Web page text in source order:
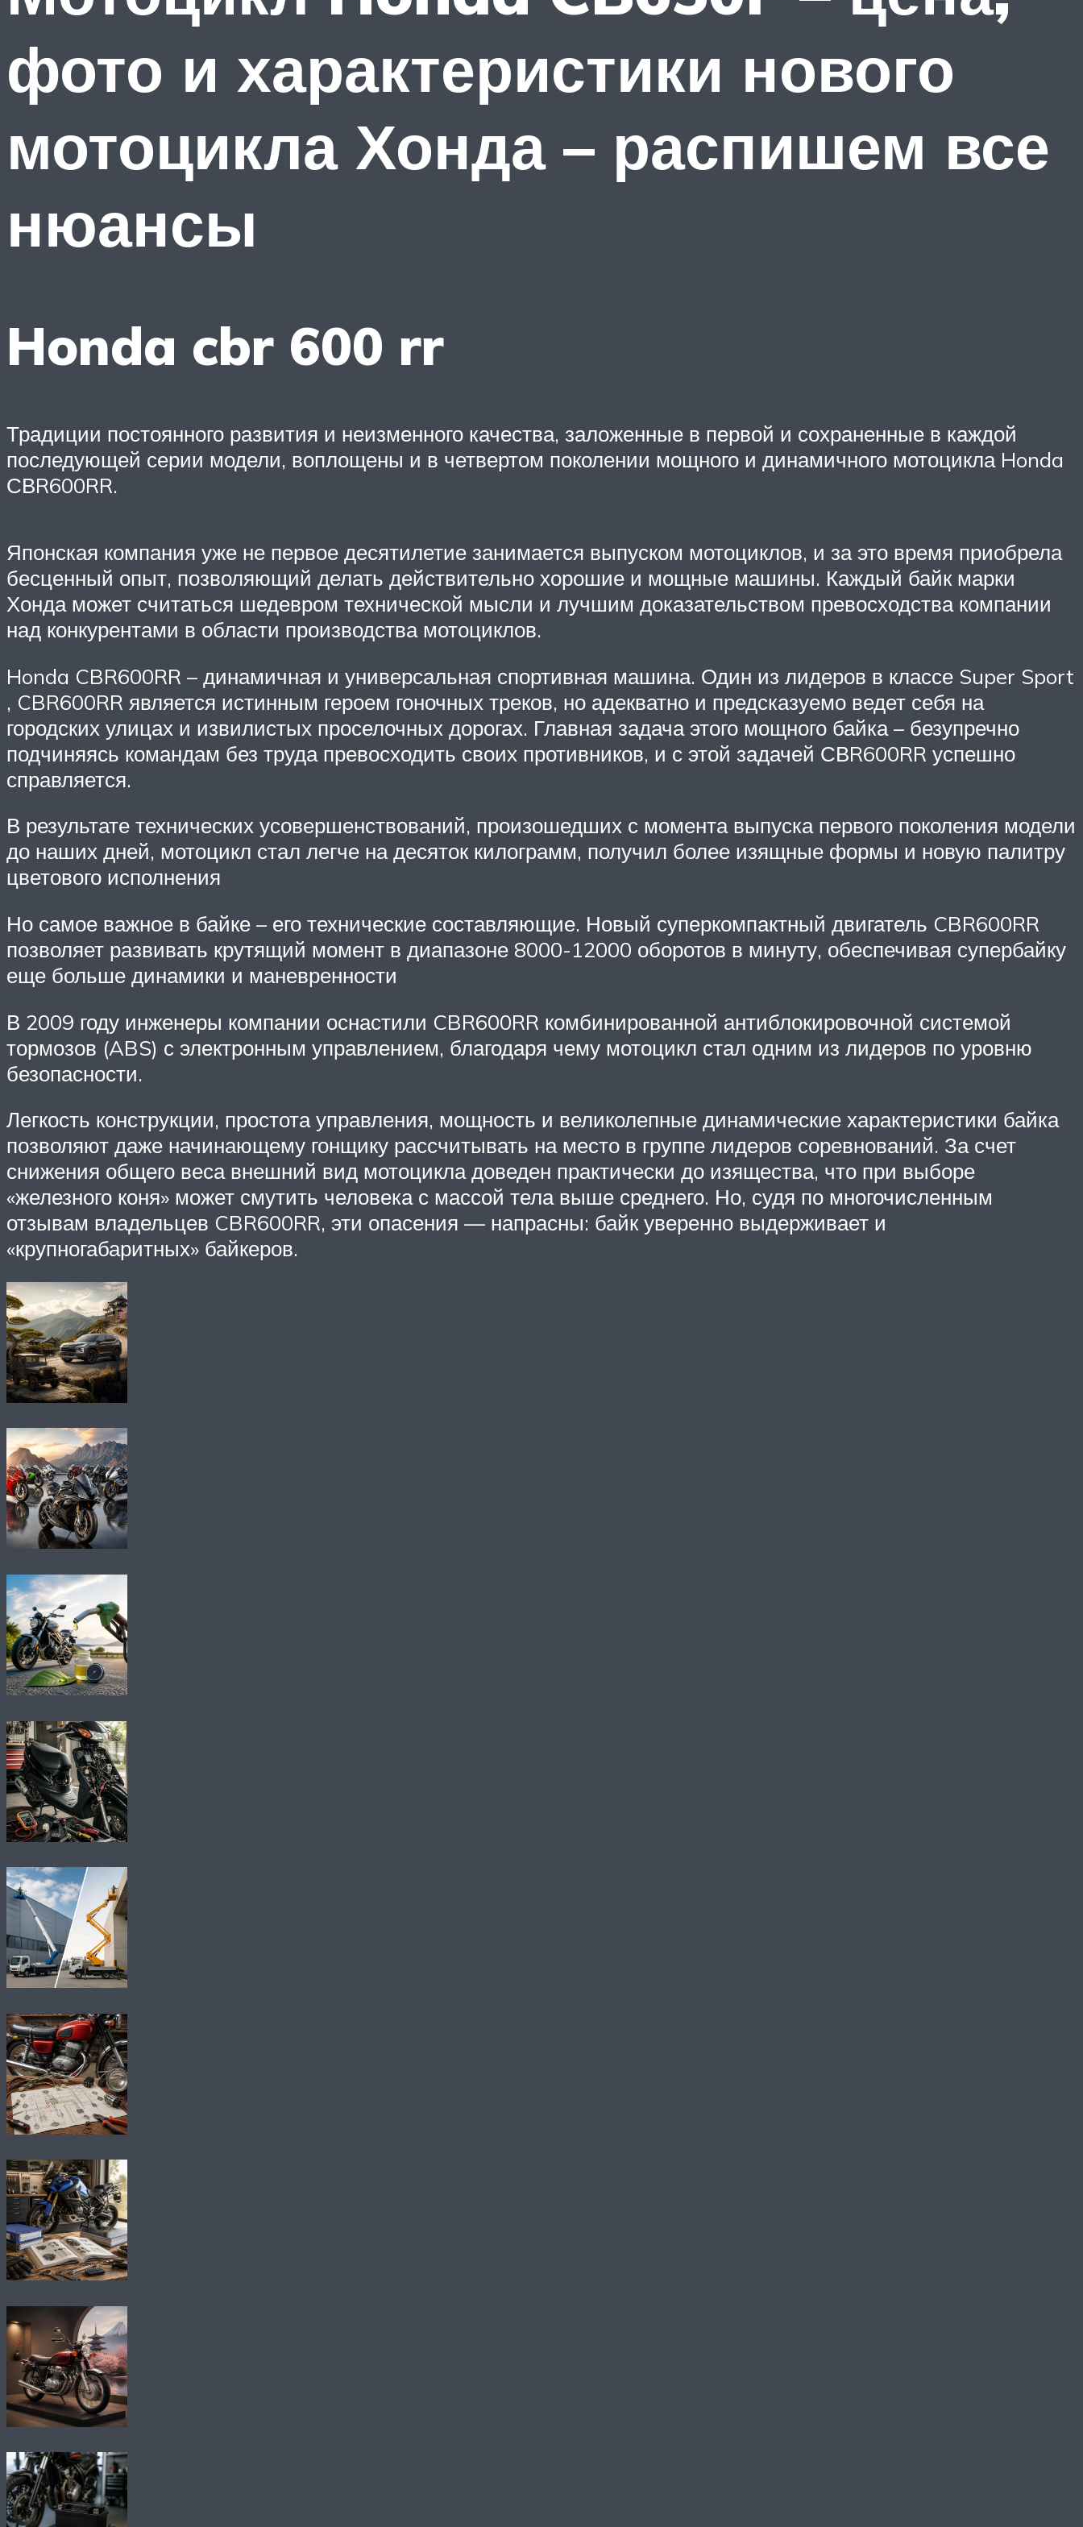
фото и характеристики нового
мотоцикла Хонда – распишем все
нюансы
Honda cbr 600 rr
Традиции постоянного развития и неизменного качества, заложенные в первой и сохраненные в каждой
последующей серии модели, воплощены и в четвертом поколении мощного и динамичного мотоцикла Honda
СВR600RR.
Японская компания уже не первое десятилетие занимается выпуском мотоциклов, и за это время приобрела
бесценный опыт, позволяющий делать действительно хорошие и мощные машины. Каждый байк марки
Хонда может считаться шедевром технической мысли и лучшим доказательством превосходства компании
над конкурентами в области производства мотоциклов.
Honda CBR600RR – динамичная и универсальная спортивная машина. Один из лидеров в классе Super Sport
, CBR600RR является истинным героем гоночных треков, но адекватно и предсказуемо ведет себя на
городских улицах и извилистых проселочных дорогах. Главная задача этого мощного байка – безупречно
подчиняясь командам без труда превосходить своих противников, и с этой задачей СВR600RR успешно
справляется.
В результате технических усовершенствований, произошедших с момента выпуска первого поколения модели
до наших дней, мотоцикл стал легче на десяток килограмм, получил более изящные формы и новую палитру
цветового исполнения
Но самое важное в байке – его технические составляющие. Новый суперкомпактный двигатель CBR600RR
позволяет развивать крутящий момент в диапазоне 8000-12000 оборотов в минуту, обеспечивая супербайку
еще больше динамики и маневренности
В 2009 году инженеры компании оснастили CBR600RR комбинированной антиблокировочной системой
тормозов (ABS) с электронным управлением, благодаря чему мотоцикл стал одним из лидеров по уровню
безопасности.
Легкость конструкции, простота управления, мощность и великолепные динамические характеристики байка
позволяют даже начинающему гонщику рассчитывать на место в группе лидеров соревнований. За счет
снижения общего веса внешний вид мотоцикла доведен практически до изящества, что при выборе
«железного коня» может смутить человека с массой тела выше среднего. Но, судя по многочисленным
отзывам владельцев CBR600RR, эти опасения — напрасны: байк уверенно выдерживает и
«крупногабаритных» байкеров.